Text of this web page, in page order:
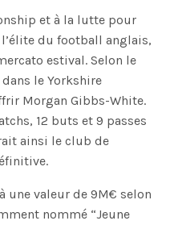
et à la lutte pour
du football anglais,
estival. Selon le
le Yorkshire
Morgan Gibbs-White.
12 buts et 9 passes
ainsi le club de
une valeur de 9M€ selon
nommé “Jeune